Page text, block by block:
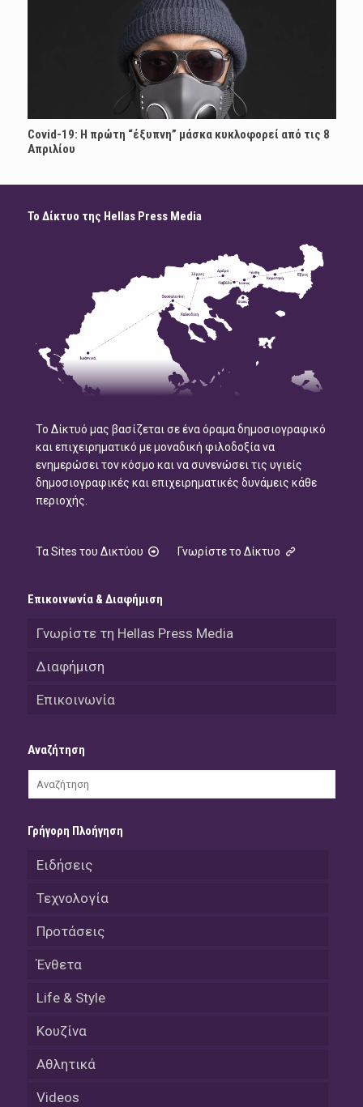
Covid-19: Η πρώτη “έξυπνη” μάσκα κυκλοφορεί από τις 8
Απριλίου
Το Δίκτυο της Hellas Press Media
Το Δίκτυό μας βασίζεται σε ένα όραμα δημοσιογραφικό
και επιχειρηματικό με μοναδική φιλοδοξία να
ενημερώσει τον κόσμο και να συνενώσει τις υγιείς
δημοσιογραφικές και επιχειρηματικές δυνάμεις κάθε
περιοχής.
Τα Sites του Δικτύου Γνωρίστε το Δίκτυο
Επικοινωνία & Διαφήμιση
Γνωρίστε τη Hellas Press Media
Διαφήμιση
Επικοινωνία
Αναζήτηση
Γρήγορη Πλοήγηση
Ειδήσεις
Τεχνολογία
Προτάσεις
Ένθετα
Life & Style
Κουζίνα
Αθλητικά
Videos